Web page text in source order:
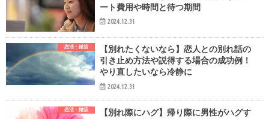
ート費用や時間と待つ期間
2024.12.31
恋活・婚活
【別れたくないなら】恋人との別れ話の
引き止め方法や説得する場合の成功例！
やり直したいなら冷静に
2024.12.31
恋活・婚活
【別れ際にハグ】帰り際に男性がハグす